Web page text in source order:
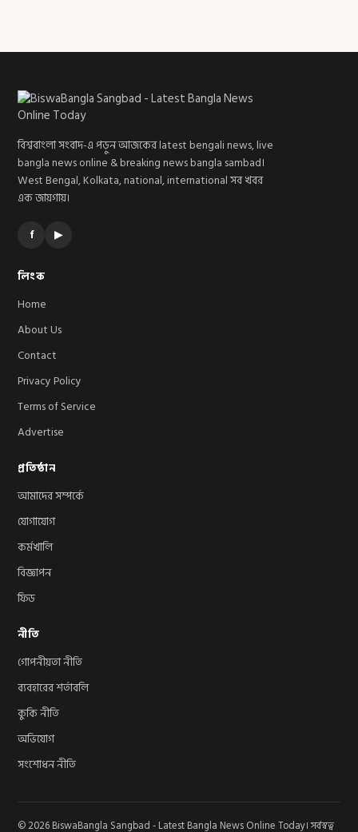
বিশ্ববাংলা সংবাদ-এ পড়ুন আজকের latest bengali news, live
bangla news online & breaking news bangla sambad।
West Bengal, Kolkata, national, international সব খবর
এক জায়গায়।
f ▶
লিংক
Home
About Us
Contact
Privacy Policy
Terms of Service
Advertise
প্রতিষ্ঠান
আমাদের সম্পর্কে
যোগাযোগ
কর্মখালি
বিজ্ঞাপন
ফিড
নীতি
গোপনীয়তা নীতি
ব্যবহারের শর্তাবলি
কুকি নীতি
অভিযোগ
সংশোধন নীতি
© 2026 BiswaBangla Sangbad - Latest Bangla News Online Today। সর্বস্বত্ব